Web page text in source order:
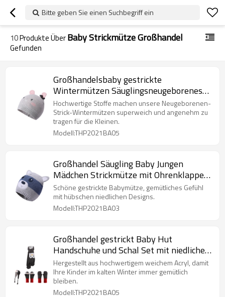
Bitte geben Sie einen Suchbegriff ein
10Produkte ÜberBaby Strickmütze Großhandel
Gefunden
Großhandelsbaby gestrickte
Wintermützen Säuglingsneugeborenes
Kleinkind-Herbst-nette Ohrenklappe
Hochwertige Stoffe machen unsere Neugeborenen-
Strick-Wintermützen superweich und angenehm zu
tragen für die Kleinen.
Modell:THP2021BA05
Großhandel Säugling Baby Jungen
Mädchen Strickmütze mit Ohrenklappen
vom chinesischen Lieferanten
Schöne gestrickte Babymütze, gemütliches Gefühl
mit hübschen niedlichen Designs.
Modell:THP2021BA03
Großhandel gestrickt Baby Hut
Handschuhe und Schal Set mit niedlichen
Pinguin Design
Hergestellt aus hochwertigem weichem Acryl, damit
Ihre Kinder im kalten Winter immer gemütlich
bleiben.
Modell:THP2021BA05